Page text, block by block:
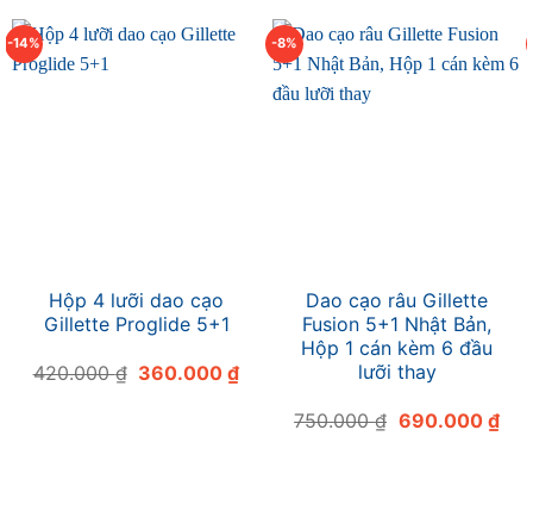
-14%
Hộp 4 lưỡi dao cạo
Gillette Proglide 5+1
420.000₫ Giá
360.000₫Giá
-8%
Dao cạo râu Gillette
Fusion 5+1 Nhật Bản,
Hộp 1 cán kèm 6 đầu
lưỡi thay
750.000₫ Giá
690.000 ₫Giá